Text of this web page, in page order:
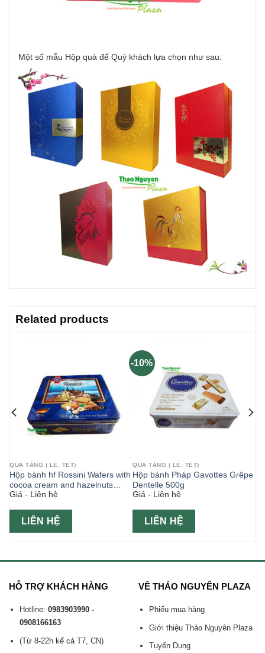
Một số mẫu Hộp quà để Quý khách lựa chọn như sau:
Related products
QUÀ TẶNG ( LỄ, TẾT)
Hộp bánh hf Rossini Wafers with
cocoa cream and hazelnuts
374g hộp màu xanh
Giá - Liên hệ
LIÊN HỆ
-10%
QUÀ TẶNG ( LỄ, TẾT)
Hộp bánh Pháp Gavottes Grêpe
Dentelle 500g
Giá - Liên hệ
LIÊN HỆ
HỖ TRỢ KHÁCH HÀNG
Hotline: 0983903990 -
0908166163
(Từ 8-22h kể cả T7, CN)
VỀ THẢO NGUYÊN PLAZA
Phiếu mua hàng
Giới thiệu Thảo Nguyên Plaza
Tuyển Dụng